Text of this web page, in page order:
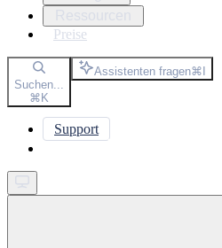
Preise
Suchen...
⌘K
Assistenten fragen⌘I
Support